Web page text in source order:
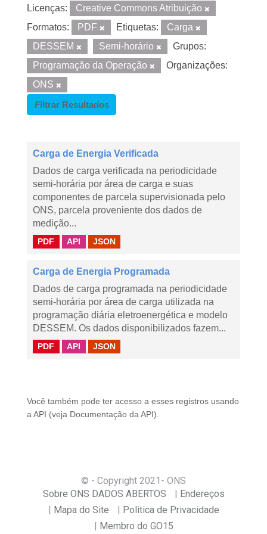
Licenças:
Creative Commons Atribuição
Formatos:
PDF Etiquetas:
Carga
DESSEM
Semi-horário
Grupos:
Programação da Operação
Organizações:
ONS
Filtrar Resultados
Carga de Energia Verificada
Dados de carga verificada na periodicidade
semi-horária por área de carga e suas
componentes de parcela supervisionada pelo
ONS, parcela proveniente dos dados de
medição...
PDF API JSON
Carga de Energia Programada
Dados de carga programada na periodicidade
semi-horária por área de carga utilizada na
programação diária eletroenergética e modelo
DESSEM. Os dados disponibilizados fazem...
PDF API JSON
Você também pode ter acesso a esses registros usando
a API (veja Documentação da API ).
© - Copyright 2021 - ONS
Sobre ONS DADOS ABERTOS
Endereços
Mapa do Site
Politica de Privacidade
Membro do GO15